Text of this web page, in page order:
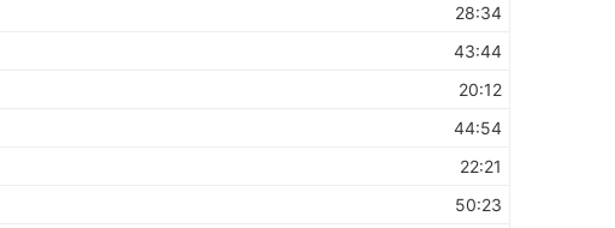
28:34
43:44
20:12
44:54
22:21
50:23